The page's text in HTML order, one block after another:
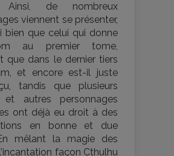
Ainsi, de nombreux
viennent se présenter,
bien que celui qui donne
au premier tome,
que dans le dernier tiers
et encore est-il juste
tandis que plusieurs
et autres personnages
ont déjà eu droit à des
en bonne et due
mêlant la magie des
façon Cthulhu